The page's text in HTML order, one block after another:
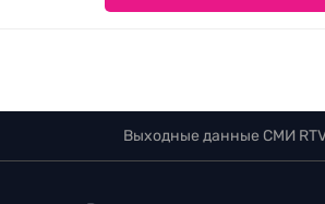
Выходные данные СМИ